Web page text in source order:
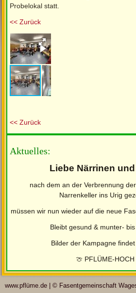
Probelokal statt.
<< Zurück
<< Zurück
Aktuelles:
Liebe Närrinen
nach dem an der Verbrennung
Narrenkeller ins Urig
müssen wir nun wieder auf die neue
Bleibt gesund & munter-
Bilder der Kampagne
🍈 PFLÜME-HOCH
www.pflüme.de | © Fasentgemeinschaft